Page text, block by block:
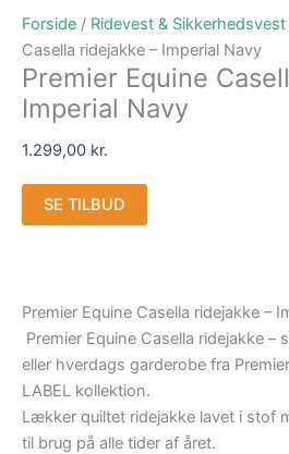
Forside / Ridevest & Sikkerhedsvest
Casella ridejakke – Imperial Navy
Premier Equine
Imperial Navy
1.299,00 kr.
SE TILBUD
Premier Equine Casella ridejakke –
Premier Equine Casella ridejakke –
eller hverdags garderobe fra
LABEL kollektion.
Lækker quiltet ridejakke lavet i stof
til brug på alle tider af året.